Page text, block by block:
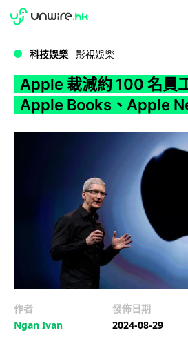
WWDC 2026
科技娛樂 影視娛樂
Apple 裁減約 100 名員
Apple Books、Apple
作者
Ngan Ivan
發佈日期
2024-08-29